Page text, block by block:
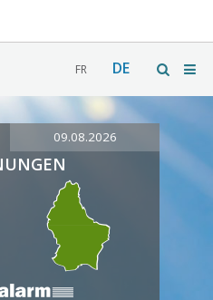
FR DE
09.08.2026